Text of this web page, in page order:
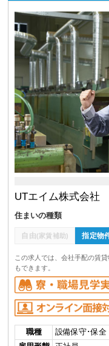
UTエイム株式会社
住まいの種類
自由(家賃補助) 指定物
この求人では、会社手配の賃
もできます。
職種
設備保守･保全